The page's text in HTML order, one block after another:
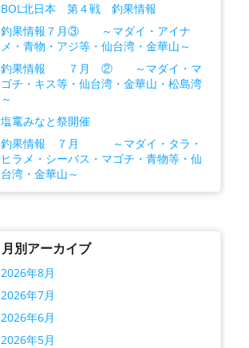
BOL北日本 第４戦 釣果情報
釣果情報７月③ ～マダイ・アイナ
メ・青物・アジ等・仙台湾・金華山～
釣果情報 ７月 ② ～マダイ・マ
ゴチ・キス等・仙台湾・金華山・松島湾
～
塩竃みなと祭開催
釣果情報 ７月 ～マダイ・タラ・
ヒラメ・シーバス・マゴチ・青物等・仙
台湾・金華山～
月別アーカイブ
2026年8月
2026年7月
2026年6月
2026年5月